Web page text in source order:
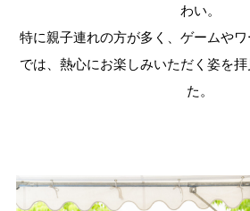
わい。
特に親子連れの方が多く、ゲームや
では、熱心にお楽しみいただく姿を
た。